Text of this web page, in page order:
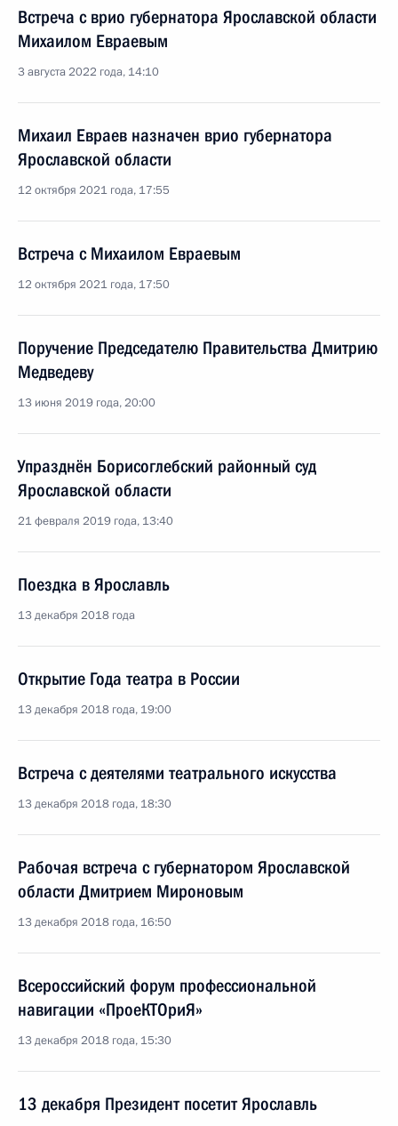
Встреча с врио губернатора Ярославской области
Михаилом Евраевым
3 августа 2022 года, 14:10
Михаил Евраев назначен врио губернатора
Ярославской области
12 октября 2021 года, 17:55
Встреча с Михаилом Евраевым
12 октября 2021 года, 17:50
Поручение Председателю Правительства Дмитрию
Медведеву
13 июня 2019 года, 20:00
Упразднён Борисоглебский районный суд
Ярославской области
21 февраля 2019 года, 13:40
Поездка в Ярославль
13 декабря 2018 года
Открытие Года театра в России
13 декабря 2018 года, 19:00
Встреча с деятелями театрального искусства
13 декабря 2018 года, 18:30
Рабочая встреча с губернатором Ярославской
области Дмитрием Мироновым
13 декабря 2018 года, 16:50
Всероссийский форум профессиональной
навигации «ПроеКТОриЯ»
13 декабря 2018 года, 15:30
13 декабря Президент посетит Ярославль